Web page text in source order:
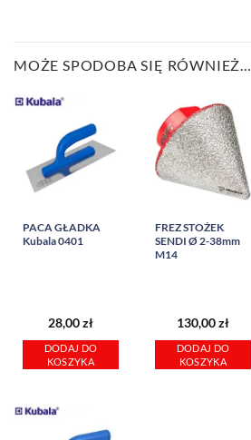
MOŻE SPODOBA SIĘ RÓWNIEŻ…
PACA GŁADKA
Kubala 0401
28,00zł
DODAJ DO
KOSZYKA
FREZ STOŻEK
SENDI Ø 2-38mm
M14
130,00zł
DODAJ DO
KOSZYKA